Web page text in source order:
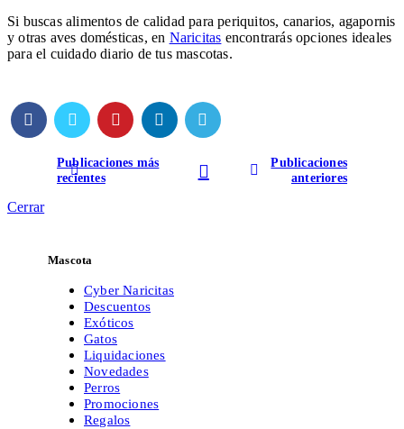
Si buscas alimentos de calidad para periquitos, canarios, agapornis
y otras aves domésticas, en Naricitas encontrarás opciones ideales
para el cuidado diario de tus mascotas.
Publicaciones más
recientes
Publicaciones
anteriores
Cerrar
Mascota
Cyber Naricitas
Descuentos
Exóticos
Gatos
Liquidaciones
Novedades
Perros
Promociones
Regalos